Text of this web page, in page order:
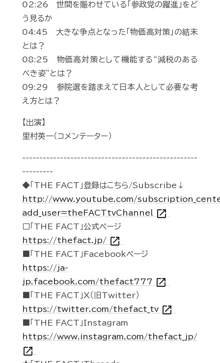
02:26 世間を賑わせている「参政党の躍進」をど
う見るか
04:45 大きな争点となった「物価高対策」の結末
とは？
08:25 物価高対策として機能する“減税のある
べき姿”とは？
09:29 参院選を踏まえて日本人として必要な考
え方とは？
【出演】
里村英一（コメンテーター）
---------------------------------------------------
---------
◆「THE FACT」登録はこちら/Subscribe↓
http://www.youtube.com/
add_user=theFACTtvChannel open_in_new
□「THE FACT」公式ページ
https://thefact.jp/ open_in_new
■「THE FACT」Facebookページ
https://ja-
jp.facebook.com/thefact777 open_in_new
■「THE FACT」X（旧Twitter）
https://twitter.com/thefact_tv open_in_new
■「THE FACT」Instagram
https://www.instagram.com/thefact_jp/
open_in_new